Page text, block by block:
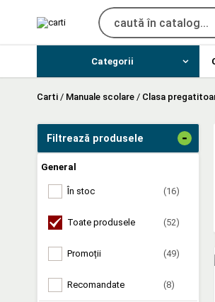
Categorii
Carti / Manuale scolare / Clasa
Filtrează produsele -
General
În stoc (16)
Toate produsele (52)
Promoții (49)
Recomandate (8)